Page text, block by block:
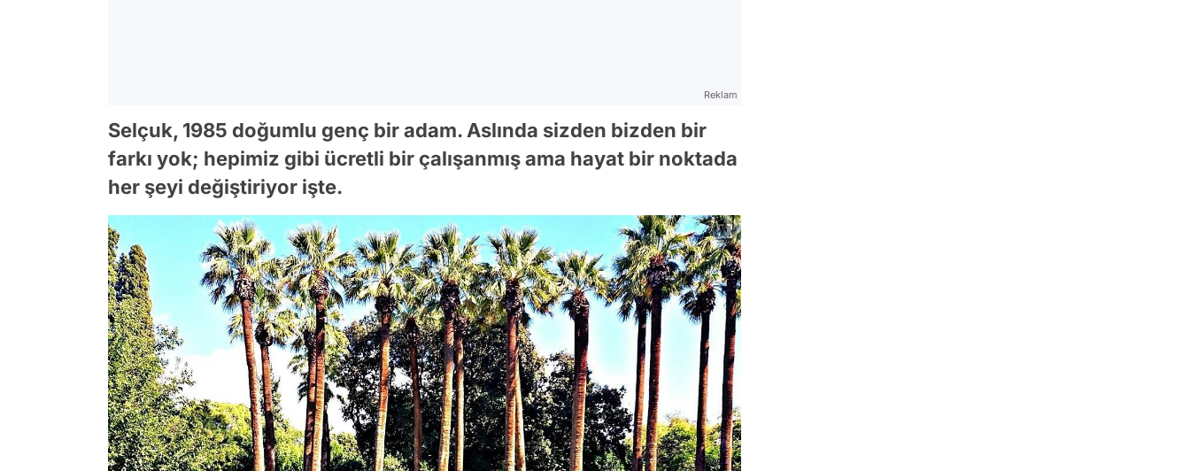
Reklam
Selçuk, 1985 doğumlu genç bir adam. Aslında sizden bizden bir
farkı yok; hepimiz gibi ücretli bir çalışanmış ama hayat bir noktada
her şeyi değiştiriyor işte.